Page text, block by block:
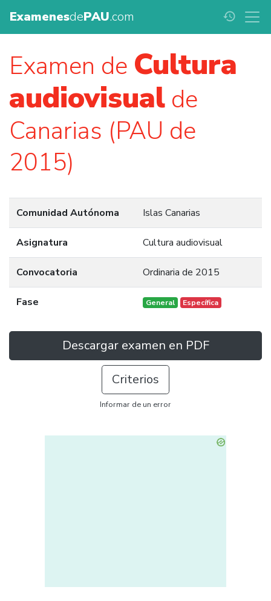
ExamenesdePAU.com history
Examen de Cultura
audiovisual de
Canarias (PAU de
2015)
Comunidad Autónoma Islas Canarias
Asignatura Cultura audiovisual
Convocatoria Ordinaria de 2015
Fase General Específica
Descargar examen en PDF
Criterios
Informar de un error